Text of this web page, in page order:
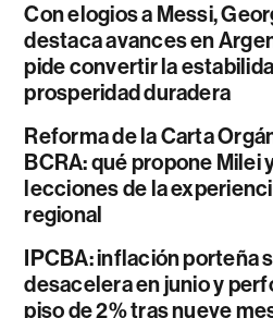
Con elogios a Messi,
destaca avances en
pide convertir la
prosperidad duradera
Reforma de la Carta
BCRA: qué propone Milei
lecciones de la
regional
IPCBA: inflación porteña
desacelera en junio y
piso de 2% tras nueve